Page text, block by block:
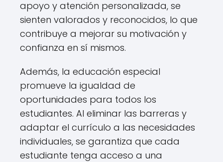
apoyo y atención personalizada, se
sienten valorados y reconocidos, lo que
contribuye a mejorar su motivación y
confianza en sí mismos.
Además, la educación especial
promueve la igualdad de
oportunidades para todos los
estudiantes. Al eliminar las barreras y
adaptar el currículo a las necesidades
individuales, se garantiza que cada
estudiante tenga acceso a una